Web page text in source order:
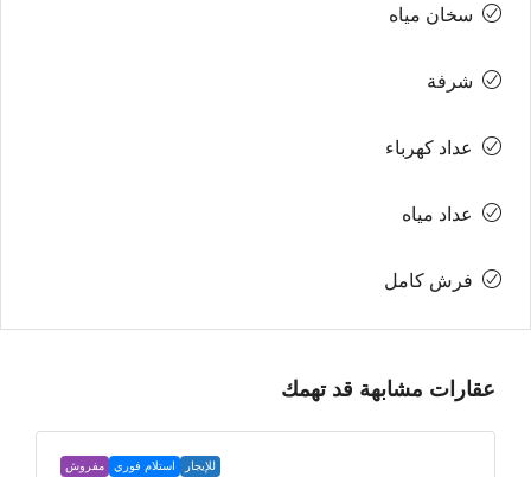
سخان مياه
شرفة
عداد كهرباء
عداد مياه
فرش كامل
عقارات مشابهة قد تهمك
للإيجار استلام فوري مفروش